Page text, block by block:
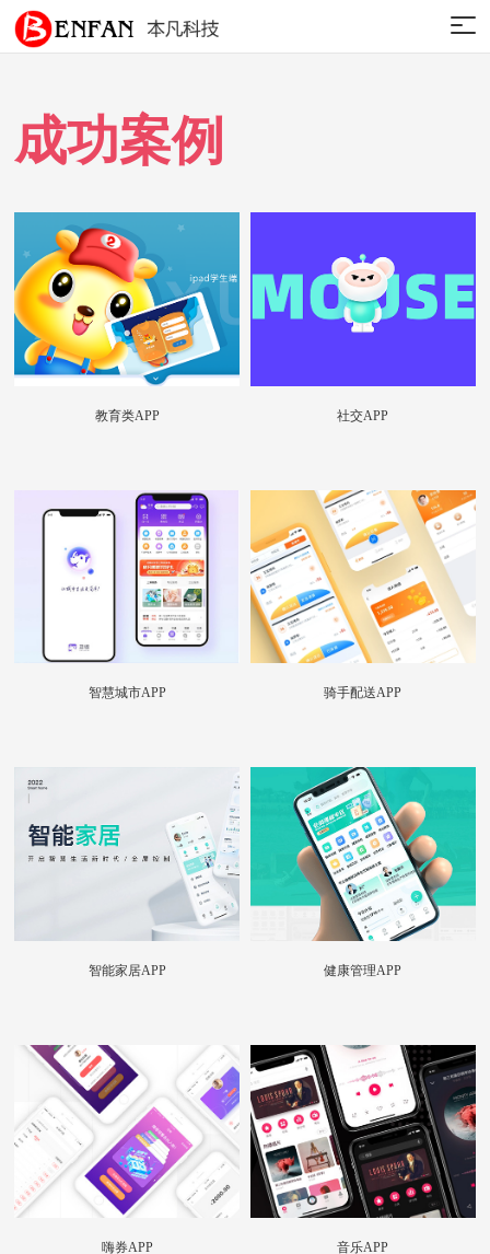
成功案例
教育类APP 社交APP
智慧城市APP 骑手配送APP
智能家居APP 健康管理APP
嗨券APP 音乐APP